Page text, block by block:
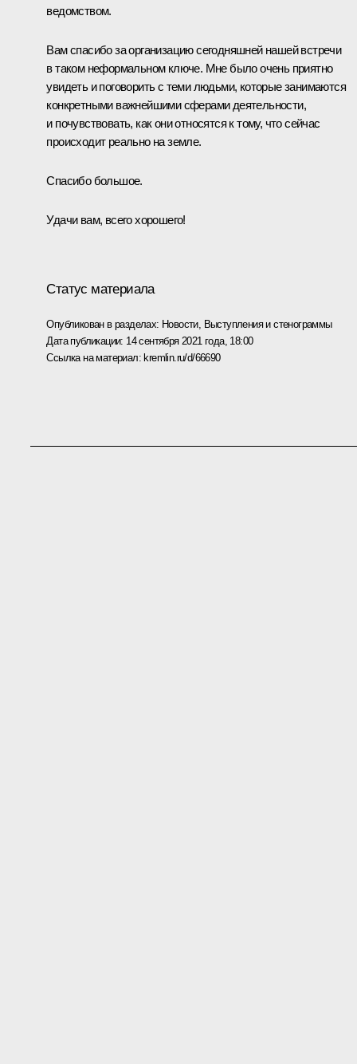
ведомством.
Вам спасибо за организацию сегодняшней нашей встречи
в таком неформальном ключе. Мне было очень приятно
увидеть и поговорить с теми людьми, которые занимаются
конкретными важнейшими сферами деятельности,
и почувствовать, как они относятся к тому, что сейчас
происходит реально на земле.
Спасибо большое.
Удачи вам, всего хорошего!
Статус материала
Опубликован в разделах: Новости, Выступления и стенограммы
Дата публикации: 14 сентября 2021 года, 18:00
Ссылка на материал: kremlin.ru/d/66690